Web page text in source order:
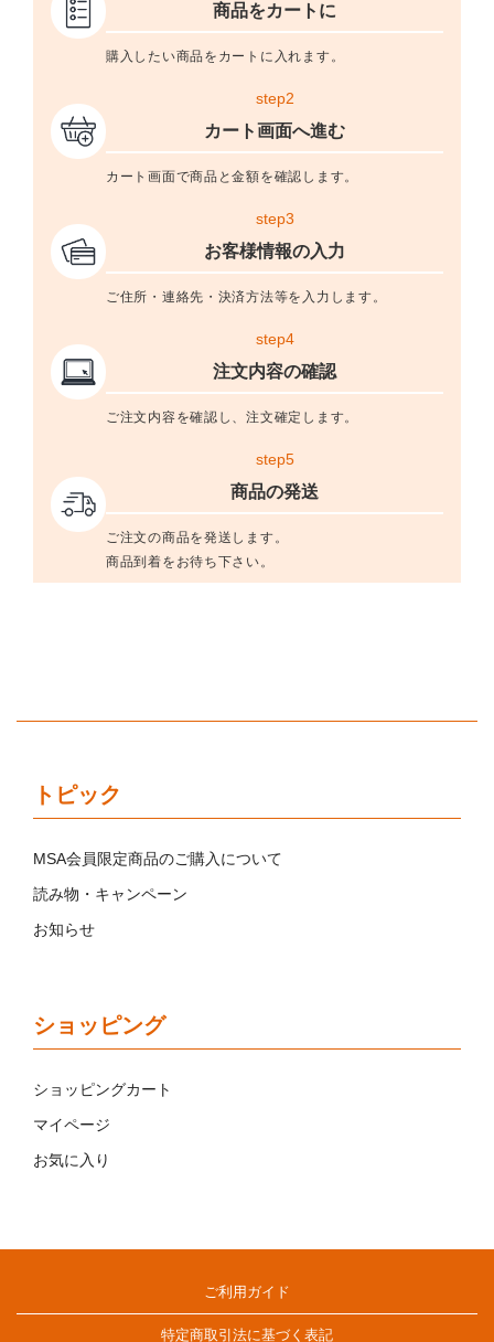
商品をカートに
購入したい商品をカートに入れます。
step2
カート画面へ進む
カート画面で商品と金額を確認します。
step3
お客様情報の入力
ご住所・連絡先・決済方法等を入力します。
step4
注文内容の確認
ご注文内容を確認し、注文確定します。
step5
商品の発送
ご注文の商品を発送します。
商品到着をお待ち下さい。
トピック
MSA会員限定商品のご購入について
読み物・キャンペーン
お知らせ
ショッピング
ショッピングカート
マイページ
お気に入り
ご利用ガイド
特定商取引法に基づく表記